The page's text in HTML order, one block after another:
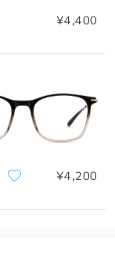
¥4,400
¥4,200